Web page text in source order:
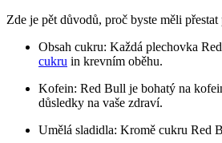
Zde je pět důvodů, proč byste měli
Obsah cukru: Každá plechovka
cukru in krevním oběhu.
Kofein: Red Bull je bohatý na
důsledky na vaše zdraví.
Umělá sladidla: Kromě cukru Red